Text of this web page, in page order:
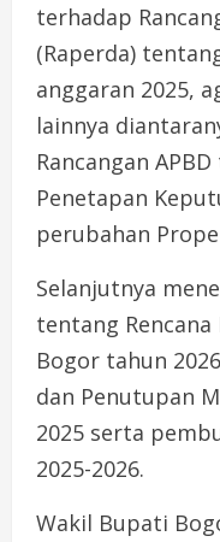
terhadap
(Raperda)
anggaran 2025,
lainnya
Rancangan
Penetapan
perubahan
Selanjutnya
tentang Rencana
Bogor tahun
dan Penutupan
2025 serta
2025-2026.
Wakil Bupati